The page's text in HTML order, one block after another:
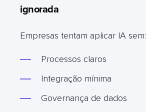
ignorada
Empresas tentam aplicar IA sem:
Processos claros
Integração mínima
Governança de dados